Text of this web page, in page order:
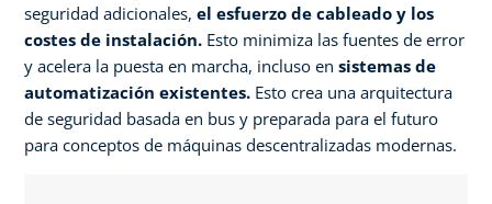
seguridad adicionales, el esfuerzo de cableado y los
costes de instalación. Esto minimiza las fuentes de error
y acelera la puesta en marcha, incluso en sistemas de
automatización existentes. Esto crea una arquitectura
de seguridad basada en bus y preparada para el futuro
para conceptos de máquinas descentralizadas modernas. ​